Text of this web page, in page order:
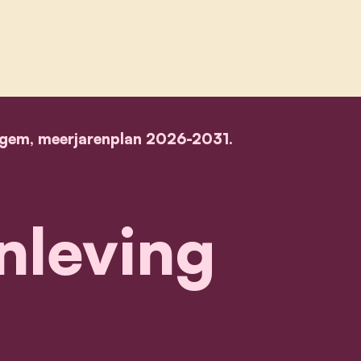
meerjarenplan 2026-2031.